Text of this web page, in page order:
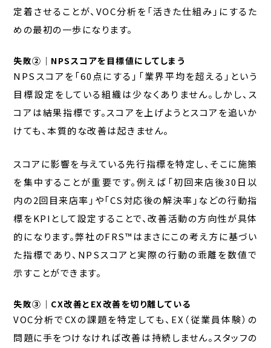
定着させることが、VOC分析を「活きた仕組み」にするた
めの最初の一歩になります。
失敗②｜NPSスコアを目標値にしてしまう
NPSスコアを「60点にする」「業界平均を超える」という
目標設定をしている組織は少なくありません。しかし、ス
コアは結果指標です。スコアを上げようとスコアを追いか
けても、本質的な改善は起きません。
スコアに影響を与えている先行指標を特定し、そこに施策
を集中することが重要です。例えば「初回来店後30日以
内の2回目来店率」や「CS対応後の解決率」などの行動指
標をKPIとして設定することで、改善活動の方向性が具体
的になります。弊社のFRS™はまさにこの考え方に基づい
た指標であり、NPSスコアと実際の行動の乖離を数値で
示すことができます。
失敗③｜CX改善とEX改善を切り離している
VOC分析でCXの課題を特定しても、EX（従業員体験）の
問題に手をつけなければ改善は持続しません。スタッフの